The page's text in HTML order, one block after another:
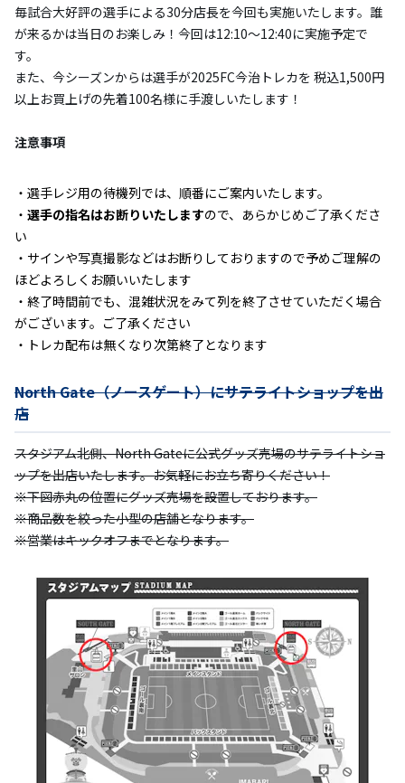
毎試合大好評の選手による30分店長を今回も実施いたします。誰
が来るかは当日のお楽しみ！今回は12:10〜12:40に実施予定で
す。
また、今シーズンからは選手が2025FC今治トレカを 税込1,500円
以上お買上げの先着100名様に手渡しいたします！
注意事項
選手レジ用の待機列では、順番にご案内いたします。
選手の指名はお断りいたしますので、あらかじめご了承くださ
い
サインや写真撮影などはお断りしておりますので予めご理解の
ほどよろしくお願いいたします
終了時間前でも、混雑状況をみて列を終了させていただく場合
がございます。ご了承ください
トレカ配布は無くなり次第終了となります
North Gate（ノースゲート）にサテライトショップを出
店
スタジアム北側、North Gateに公式グッズ売場のサテライトショ
ップを出店いたします。お気軽にお立ち寄りください！
※下図赤丸の位置にグッズ売場を設置しております。
※商品数を絞った小型の店舗となります。
※営業はキックオフまでとなります。